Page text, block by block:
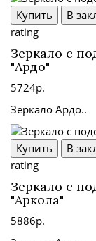
Купить В
rating
Зеркало с
"Ардо"
5724р.
Зеркало Ардо..
Купить В
rating
Зеркало с
"Аркола"
5886р.